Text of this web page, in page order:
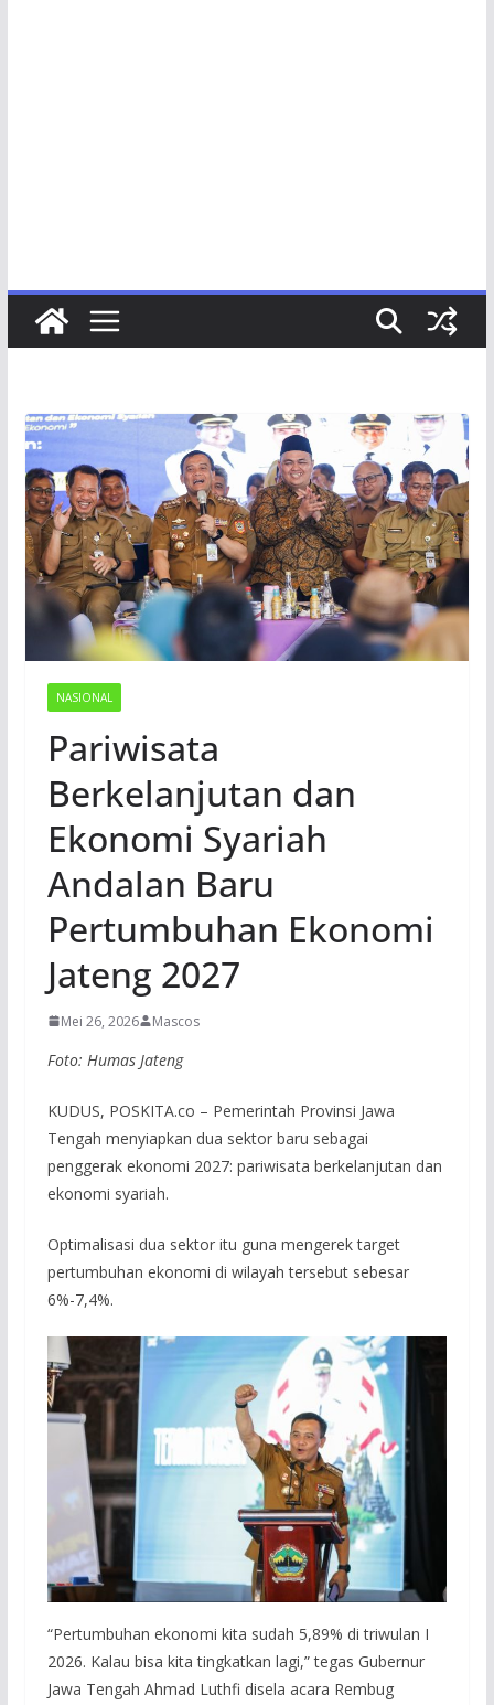
NASIONAL
Pariwisata
Berkelanjutan dan
Ekonomi Syariah
Andalan Baru
Pertumbuhan Ekonomi
Jateng 2027
Mei 26, 2026 Mascos
Foto: Humas Jateng
KUDUS, POSKITA.co – Pemerintah Provinsi Jawa
Tengah menyiapkan dua sektor baru sebagai
penggerak ekonomi 2027: pariwisata berkelanjutan dan
ekonomi syariah.
Optimalisasi dua sektor itu guna mengerek target
pertumbuhan ekonomi di wilayah tersebut sebesar
6%-7,4%.
“Pertumbuhan ekonomi kita sudah 5,89% di triwulan I
2026. Kalau bisa kita tingkatkan lagi,” tegas Gubernur
Jawa Tengah Ahmad Luthfi disela acara Rembug